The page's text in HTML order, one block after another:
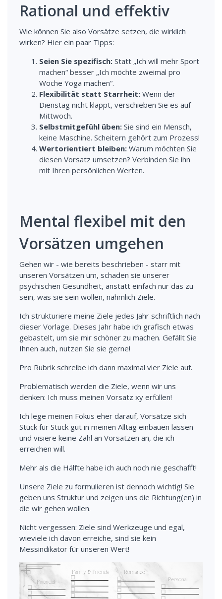
Rational und effektiv
Wie können Sie also Vorsätze setzen, die wirklich
wirken? Hier ein paar Tipps:
Seien Sie spezifisch: Statt „Ich will mehr Sport
machen“ besser „Ich möchte zweimal pro
Woche Yoga machen“.
Flexibilität statt Starrheit: Wenn der
Dienstag nicht klappt, verschieben Sie es auf
Mittwoch.
Selbstmitgefühl üben: Sie sind ein Mensch,
keine Maschine. Scheitern gehört zum Prozess!
Wertorientiert bleiben: Warum möchten Sie
diesen Vorsatz umsetzen? Verbinden Sie ihn
mit Ihren persönlichen Werten.
Mental flexibel mit den
Vorsätzen umgehen
Gehen wir - wie bereits beschrieben - starr mit
unseren Vorsätzen um, schaden sie unserer
psychischen Gesundheit, anstatt einfach nur das zu
sein, was sie sein wollen, nähmlich Ziele.
Ich strukturiere meine Ziele jedes Jahr schriftlich nach
dieser Vorlage. Dieses Jahr habe ich grafisch etwas
gebastelt, um sie mir schöner zu machen. Gefällt Sie
Ihnen auch, nutzen Sie sie gerne!
Pro Rubrik schreibe ich dann maximal vier Ziele auf.
Problematisch werden die Ziele, wenn wir uns
denken: Ich muss meinen Vorsatz xy erfüllen!
Ich lege meinen Fokus eher darauf, Vorsätze sich
Stück für Stück gut in meinen Alltag einbauen lassen
und visiere keine Zahl an Vorsätzen an, die ich
erreichen will.
Mehr als die Hälfte habe ich auch noch nie geschafft!
Unsere Ziele zu formulieren ist dennoch wichtig! Sie
geben uns Struktur und zeigen uns die Richtung(en) in
die wir gehen wollen.
Nicht vergessen: Ziele sind Werkzeuge und egal,
wieviele ich davon erreiche, sind sie kein
Messindikator für unseren Wert!